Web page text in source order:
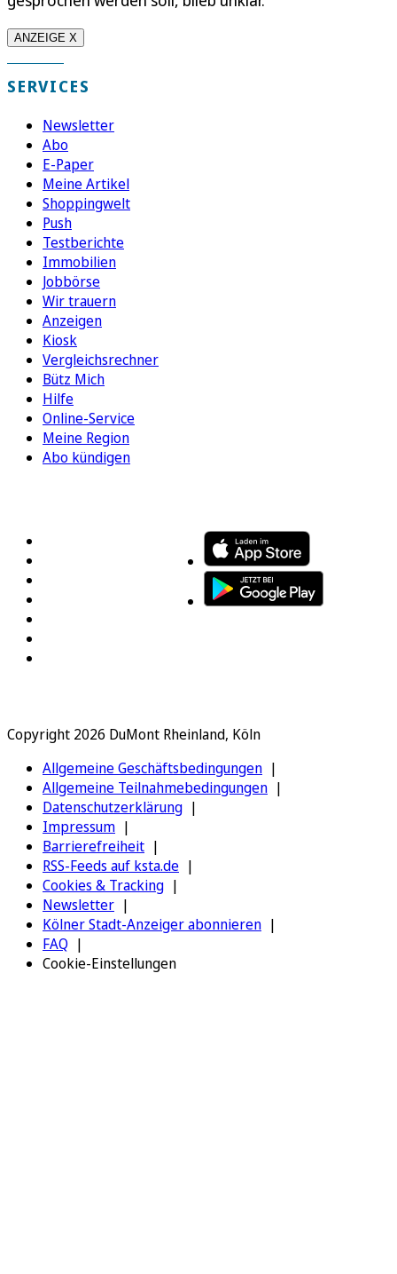
ANZEIGE X
SERVICES
Newsletter
Abo
E-Paper
Meine Artikel
Shoppingwelt
Push
Testberichte
Immobilien
Jobbörse
Wir trauern
Anzeigen
Kiosk
Vergleichsrechner
Bütz Mich
Hilfe
Online-Service
Meine Region
Abo kündigen
Copyright 2026 DuMont Rheinland, Köln
Allgemeine Geschäftsbedingungen
Allgemeine Teilnahmebedingungen
Datenschutzerklärung
Impressum
Barrierefreiheit
RSS-Feeds auf ksta.de
Cookies & Tracking
Newsletter
Kölner Stadt-Anzeiger abonnieren
FAQ
Cookie-Einstellungen